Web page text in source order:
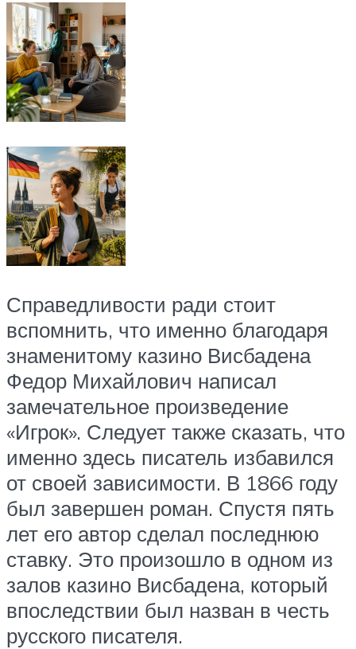
Справедливости ради стоит
вспомнить, что именно благодаря
знаменитому казино Висбадена
Федор Михайлович написал
замечательное произведение
«Игрок». Следует также сказать, что
именно здесь писатель избавился
от своей зависимости. В 1866 году
был завершен роман. Спустя пять
лет его автор сделал последнюю
ставку. Это произошло в одном из
залов казино Висбадена, который
впоследствии был назван в честь
русского писателя.